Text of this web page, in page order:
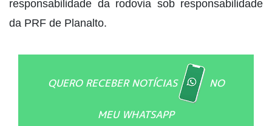
responsabilidade da rodovia sob responsabilidade
da PRF de Planalto.
QUERO RECEBER NOTÍCIAS NO
MEU WHATSAPP